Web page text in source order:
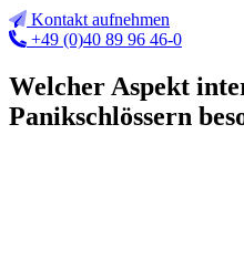
Kontakt aufnehmen
+49 (0)40 89 96 46-0
Welcher Aspekt
Panikschlössern